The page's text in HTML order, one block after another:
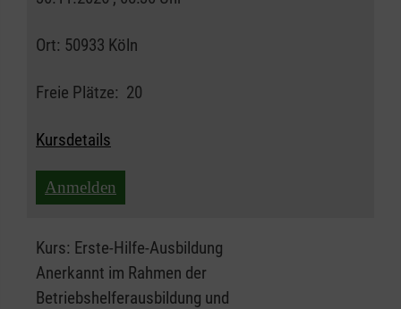
Ort: 50933 Köln
Freie Plätze: 20
Kursdetails
Anmelden
Kurs: Erste-Hilfe-Ausbildung
Anerkannt im Rahmen der
Betriebshelferausbildung und